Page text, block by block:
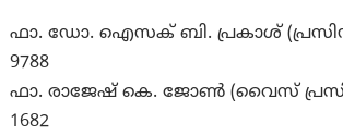
ഫാ. ഡോ. ഐസക് ബി. പ്രകാശ്
9788
ഫാ. രാജേഷ് കെ. ജോൺ (വൈസ്
1682